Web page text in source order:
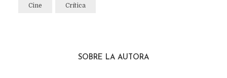
Cine Crítica
SOBRE LA AUTORA